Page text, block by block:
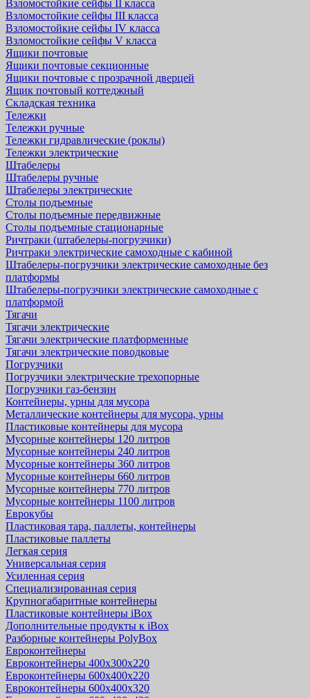
Взломостойкие сейфы II класса
Взломостойкие сейфы III класса
Взломостойкие сейфы IV класса
Взломостойкие сейфы V класса
Ящики почтовые
Ящики почтовые секционные
Ящики почтовые с прозрачной дверцей
Ящик почтовый коттеджный
Складская техника
Тележки
Тележки ручные
Тележки гидравлические (роклы)
Тележки электрические
Штабелеры
Штабелеры ручные
Штабелеры электрические
Столы подъемные
Столы подъемные передвижные
Столы подъемные стационарные
Ричтраки (штабелеры-погрузчики)
Ричтраки электрические самоходные с кабиной
Штабелеры-погрузчики электрические самоходные без
платформы
Штабелеры-погрузчики электрические самоходные с
платформой
Тягачи
Тягачи электрические
Тягачи электрические платформенные
Тягачи электрические поводковые
Погрузчики
Погрузчики электрические трехопорные
Погрузчики газ-бензин
Контейнеры, урны для мусора
Металлические контейнеры для мусора, урны
Пластиковые контейнеры для мусора
Мусорные контейнеры 120 литров
Мусорные контейнеры 240 литров
Мусорные контейнеры 360 литров
Мусорные контейнеры 660 литров
Мусорные контейнеры 770 литров
Мусорные контейнеры 1100 литров
Еврокубы
Пластиковая тара, паллеты, контейнеры
Пластиковые паллеты
Легкая серия
Универсальная серия
Усиленная серия
Специализированная серия
Крупногабаритные контейнеры
Пластиковые контейнеры iBox
Дополнительные продукты к iBox
Разборные контейнеры PolyBox
Евроконтейнеры
Евроконтейнеры 400х300х220
Евроконтейнеры 600х400х220
Евроконтейнеры 600х400х320